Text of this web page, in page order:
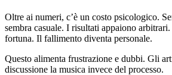
Oltre ai numeri, c’è un costo psicologico.
sembra casuale. I risultati appaiono arbitrari.
fortuna. Il fallimento diventa personale.
Questo alimenta frustrazione e dubbi. Gli
discussione la musica invece del processo.